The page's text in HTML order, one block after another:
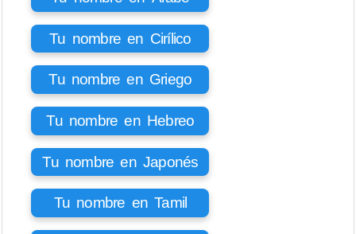
Tu nombre en Cirílico
Tu nombre en Griego
Tu nombre en Hebreo
Tu nombre en Japonés
Tu nombre en Tamil